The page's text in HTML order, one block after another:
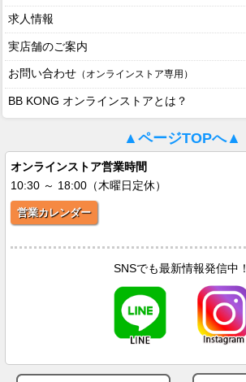
求人情報
実店舗のご案内
お問い合わせ （オンラインストア専用）
BB KONG オンラインストアとは？
▲ページTOPへ▲
オンラインストア営業時間
10:30 ～ 18:00（木曜日定休）
営業カレンダー
SNSでも最新情報発信中！